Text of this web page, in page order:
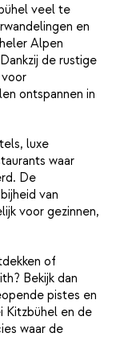
veel te
en
Alpen
de rustige
ontspannen in
luxe
waar
De
van
voor gezinnen,
of
Bekijk dan
pistes en
Kitzbühel en de
waar de